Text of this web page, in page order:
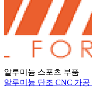
알루미늄 스포츠 부품
알루미늄 단조 CNC 가공